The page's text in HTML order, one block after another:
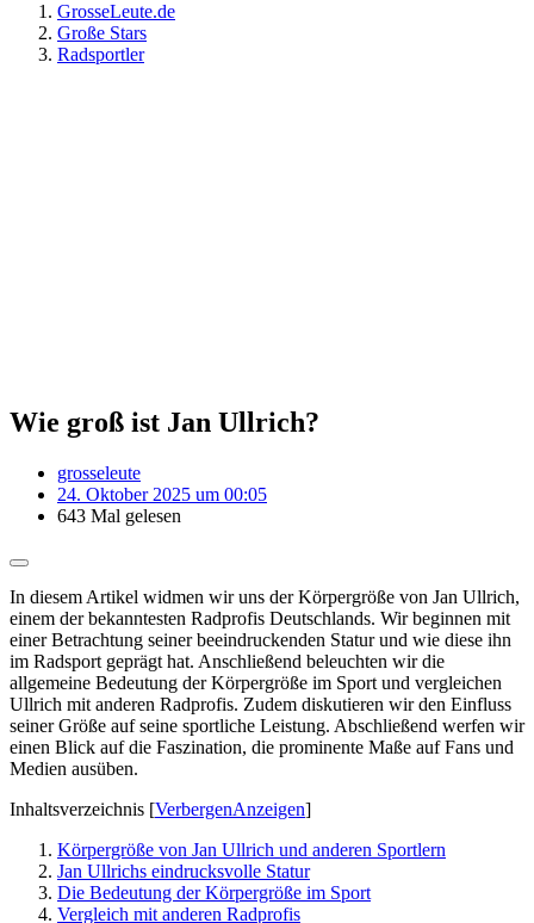
GrosseLeute.de
Große Stars
Radsportler
Wie groß ist Jan Ullrich?
grosseleute
24. Oktober 2025 um 00:05
643 Mal gelesen
In diesem Artikel widmen wir uns der Körpergröße von Jan Ullrich,
einem der bekanntesten Radprofis Deutschlands. Wir beginnen mit
einer Betrachtung seiner beeindruckenden Statur und wie diese ihn
im Radsport geprägt hat. Anschließend beleuchten wir die
allgemeine Bedeutung der Körpergröße im Sport und vergleichen
Ullrich mit anderen Radprofis. Zudem diskutieren wir den Einfluss
seiner Größe auf seine sportliche Leistung. Abschließend werfen wir
einen Blick auf die Faszination, die prominente Maße auf Fans und
Medien ausüben.
Inhaltsverzeichnis [VerbergenAnzeigen]
Körpergröße von Jan Ullrich und anderen Sportlern
Jan Ullrichs eindrucksvolle Statur
Die Bedeutung der Körpergröße im Sport
Vergleich mit anderen Radprofis